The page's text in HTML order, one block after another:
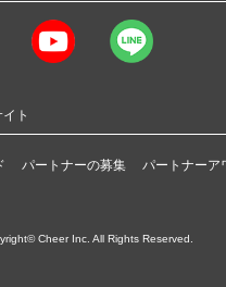
ト
パートナーの募集 パートナーア
Cheer Inc. All Rights Reserved.